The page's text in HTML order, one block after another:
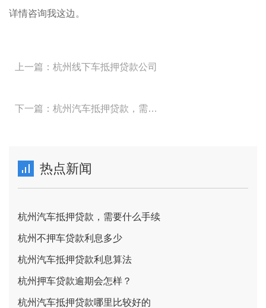
详情咨询我这边。
上一篇：杭州线下车抵押贷款公司
下一篇：杭州汽车抵押贷款，需要什么手续
热点新闻
杭州汽车抵押贷款，需要什么手续
杭州不押车贷款利息多少
杭州汽车抵押贷款利息算法
杭州押车贷款逾期会怎样？
杭州汽车抵押贷款哪里比较好的